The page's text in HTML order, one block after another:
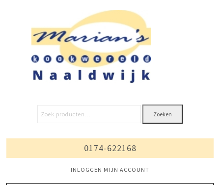
Zoeken
0174-622168
INLOGGEN MIJN ACCOUNT